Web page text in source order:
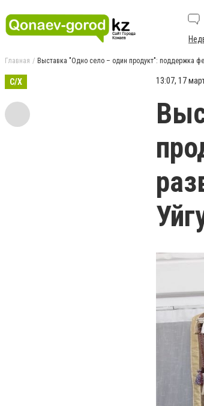
Главная Выставка "Одно село – один продукт": поддержка
С/Х 13:07, 17